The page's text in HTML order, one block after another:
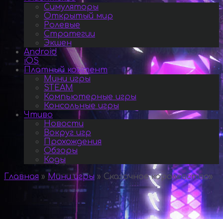
Симуляторы
Открытый мир
Ролевые
Стратегии
Экшен
Android
iOS
Платный контент
Мини игры
STEAM
Компьютерные игры
Консольные игры
Чтиво
Новости
Вокруг игр
Прохождения
Обзоры
Коды
Главная » Мини игры » Сказочное королевство»